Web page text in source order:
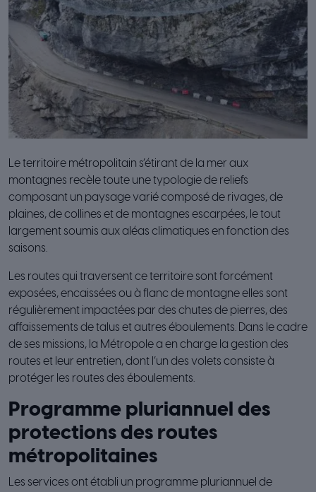
Le territoire métropolitain s’étirant de la mer aux
montagnes recèle toute une typologie de reliefs
composant un paysage varié composé de rivages, de
plaines, de collines et de montagnes escarpées, le tout
largement soumis aux aléas climatiques en fonction des
saisons.
Les routes qui traversent ce territoire sont forcément
exposées, encaissées ou à flanc de montagne elles sont
régulièrement impactées par des chutes de pierres, des
affaissements de talus et autres éboulements. Dans le cadre
de ses missions, la Métropole a en charge la gestion des
routes et leur entretien, dont l’un des volets consiste à
protéger les routes des éboulements.
Programme pluriannuel des
protections des routes
métropolitaines
Les services ont établi un programme pluriannuel de